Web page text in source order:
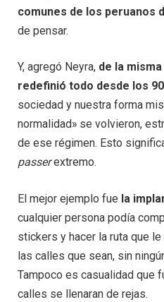
comunes de los peruanos
de pensar.
Y, agregó Neyra, de la
redefinió todo desde los
sociedad y nuestra forma
normalidad» se volvieron,
de ese régimen. Esto
passerextremo.
El mejor ejemplo fue la
cualquier persona podía
stickers y hacer la ruta que
las calles que sean, sin
Tampoco es casualidad que
calles se llenaran de rejas.